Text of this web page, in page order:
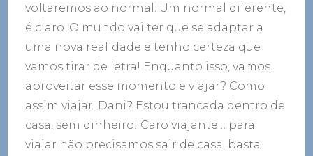
sair
voltaremos ao normal. Um normal diferente,
é claro. O mundo vai ter que se adaptar a
uma nova realidade e tenho certeza que
vamos tirar de letra! Enquanto isso, vamos
aproveitar esse momento e viajar? Como
assim viajar, Dani? Estou trancada dentro de
casa, sem dinheiro! Caro viajante… para
viajar não precisamos sair de casa, basta